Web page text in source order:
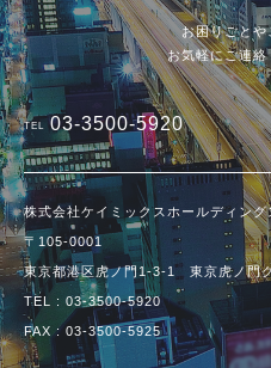
お困りごと
お気軽にご連
TEL 03-3500-5920
株式会社ケイミックスホールディング
〒105-0001
東京都港区虎ノ門1-3-1 東京虎ノ門
TEL : 03-3500-5920
FAX : 03-3500-5925